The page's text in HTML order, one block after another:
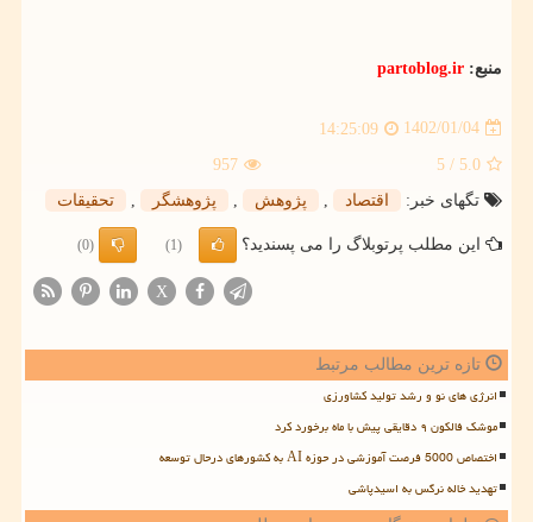
منبع: partoblog.ir
1402/01/04
14:25:09
5.0
/ 5
957
تگهای خبر:
اقتصاد پژوهش پژوهشگر تحقیقات
این مطلب پرتوبلاگ را می پسندید؟ (1)
(0)
X
تازه ترین مطالب مرتبط
انرژی های نو و رشد تولید کشاورزی
موشک فالکون ۹ دقایقی پیش با ماه برخورد کرد
اختصاص 5000 فرصت آموزشی در حوزه AI به کشورهای درحال توسعه
تهدید خاله نرگس به اسیدپاشی